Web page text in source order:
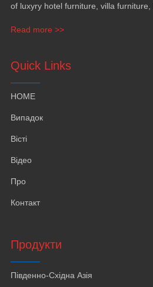
of luxyry hotel furniture villa furniture
Read more >>
Quick Links
HOME
Випадок
Вісті
Відео
Про
Контакт
Продукти
Південно-Східна Азія